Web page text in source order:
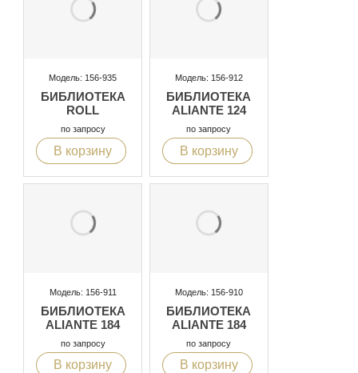
Модель: 156-935
БИБЛИОТЕКА
ROLL
по запросу
В корзину
Модель: 156-912
БИБЛИОТЕКА
ALIANTE 124
по запросу
В корзину
Модель: 156-911
БИБЛИОТЕКА
ALIANTE 184
по запросу
В корзину
Модель: 156-910
БИБЛИОТЕКА
ALIANTE 184
по запросу
В корзину